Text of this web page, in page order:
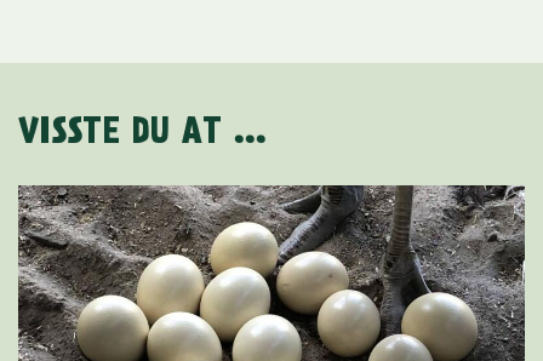
VISSTE DU AT ...